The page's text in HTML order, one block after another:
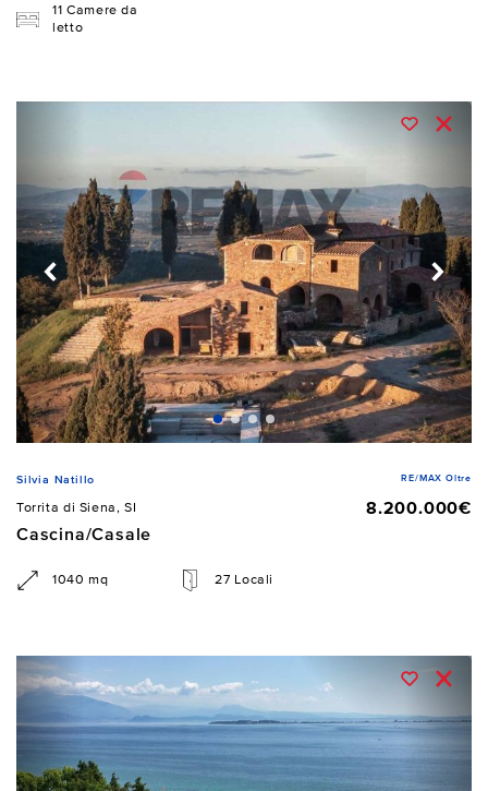
11 Camere da
letto
Silvia Natillo RE/MAX Oltre
Torrita di Siena, SI
8.200.000€
Cascina/Casale
1040 mq 27 Locali